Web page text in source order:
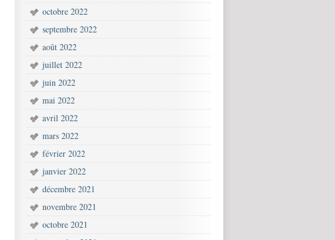
octobre 2022
septembre 2022
août 2022
juillet 2022
juin 2022
mai 2022
avril 2022
mars 2022
février 2022
janvier 2022
décembre 2021
novembre 2021
octobre 2021